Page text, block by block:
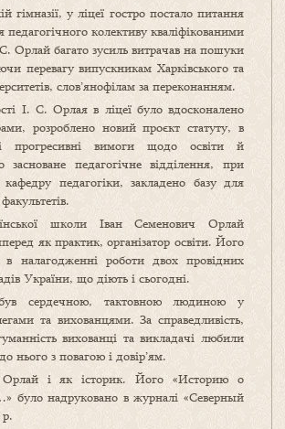
гімназії, у ліцеї гостро постало питання
педагогічного колективу кваліфікованими
Орлай багато зусиль витрачав на пошуки
перевагу випускникам Харківського та
слов’янофілам за переконанням.
І. С. Орлая в ліцеї було вдосконалено
розроблено новий проєкт статуту, в
прогресивні вимоги щодо освіти й
засноване педагогічне відділення, при
педагогіки, закладено базу для
школи Іван Семенович Орлай
як практик, організатор освіти. Його
в налагодженні роботи двох провідних
України, що діють і сьогодні.
сердечною, тактовною людиною у
та вихованцями. За справедливість,
вихованці та викладачі любили
нього з повагою і довір’ям.
і як історик. Його «Историю о
було надруковано в журналі «Северный
р.